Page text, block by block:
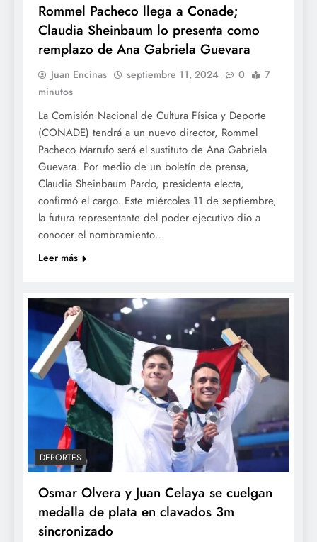
Rommel Pacheco llega a Conade;
Claudia Sheinbaum lo presenta como
remplazo de Ana Gabriela Guevara
Juan Encinas septiembre 11, 2024 0
7
minutos
La Comisión Nacional de Cultura Física y Deporte
(CONADE) tendrá a un nuevo director, Rommel
Pacheco Marrufo será el sustituto de Ana Gabriela
Guevara. Por medio de un boletín de prensa,
Claudia Sheinbaum Pardo, presidenta electa,
confirmó el cargo. Este miércoles 11 de septiembre,
la futura representante del poder ejecutivo dio a
conocer el nombramiento…
Leer más
DEPORTES
Osmar Olvera y Juan Celaya se cuelgan
medalla de plata en clavados 3m
sincronizado